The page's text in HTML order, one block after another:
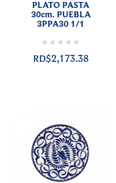
PLATO PASTA
30cm. PUEBLA
3PPA30 1/1
RD$2,173.38